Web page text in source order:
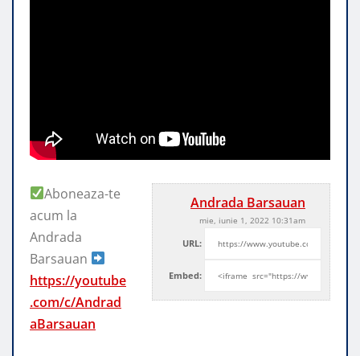
Andrada Barsauan
mie, iunie 1, 2022 10:31am
URL:
Embed:
Aboneaza-te
acum la
Andrada
Barsauan
https://youtube
.com/c/Andrad
aBarsauan